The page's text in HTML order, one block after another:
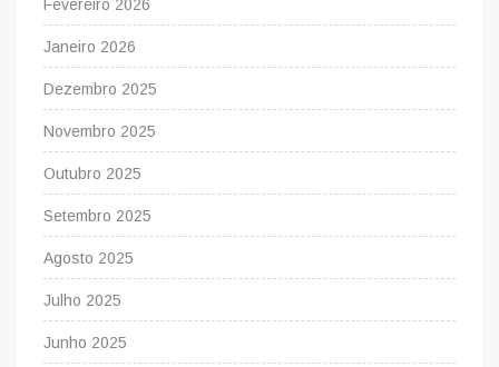
Fevereiro 2026
Janeiro 2026
Dezembro 2025
Novembro 2025
Outubro 2025
Setembro 2025
Agosto 2025
Julho 2025
Junho 2025